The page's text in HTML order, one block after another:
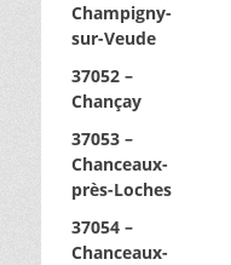
Champigny-
sur-Veude
37052 –
Chançay
37053 –
Chanceaux-
près-Loches
37054 –
Chanceaux-